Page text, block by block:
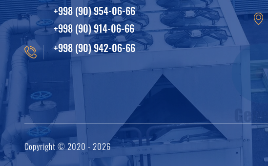
+998 (90) 954-06-66
+998 (90) 914-06-66
+998 (90) 942-06-66
Copyright © 2020 - 2026